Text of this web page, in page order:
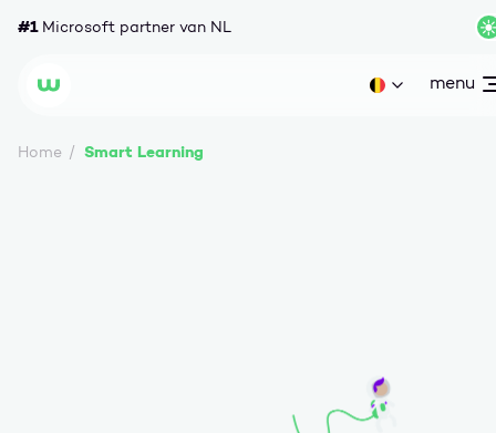
#1Microsoft partner van NL
Wortell Huidige taal:
open
menu
Home Smart Learning